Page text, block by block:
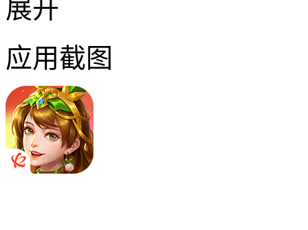
展开
应用截图